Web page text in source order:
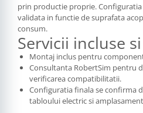
prin productie proprie.
validata in functie de suprafata
consum.
Servicii incluse
Montaj inclus pentru
Consultanta RobertSim pentru
verificarea compatibilitatii.
Configuratia finala se confirma
tabloului electric si